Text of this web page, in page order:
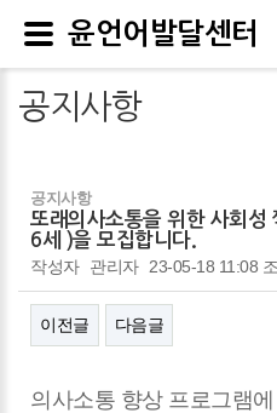
공지사항
공지사항
또래의사소통을 위한 사회성
6세 )을 모집합니다.
작성자 관리자 23-05-18 11:08
이전글 다음글
본문
의사소통 향상 프로그램
윤언어발달센터